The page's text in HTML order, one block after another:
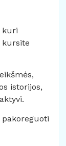
kuri
kursite
istorijos,